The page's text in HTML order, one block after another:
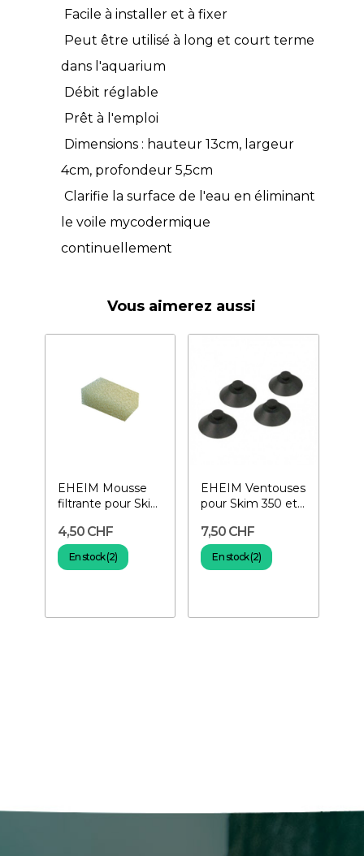
Facile à installer et à fixer
Peut être utilisé à long et court terme
dans l'aquarium
Débit réglable
Prêt à l'emploi
Dimensions : hauteur 13cm, largeur
4cm, profondeur 5,5cm
Clarifie la surface de l'eau en éliminant
le voile mycodermique
continuellement
Vous aimerez aussi
EHEIM Mousse
filtrante pour Skim
4,50 CHF
En stock (2)
EHEIM Ventouses
pour Skim 350 et
de 4
7,50 CHF
En stock (2)